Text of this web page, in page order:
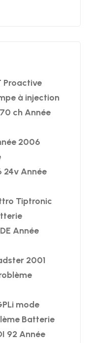
Proactive
à injection
ch Année
2006
24v Année
Tiptronic
Année
2001
mode
Batterie
92 Année